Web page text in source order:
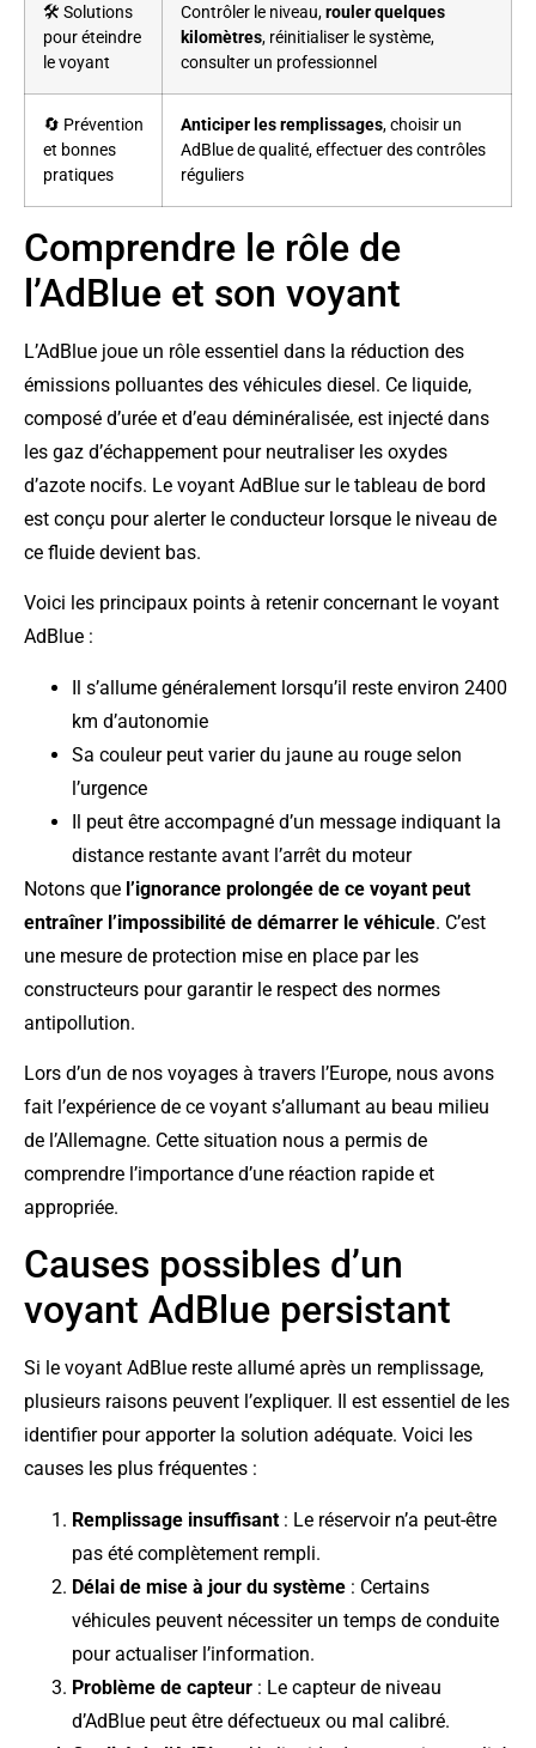
🛠️ Solutions
pour éteindre
le voyant
Contrôler le niveau,rouler quelques
kilomètres, réinitialiser le système,
consulter un professionnel
🔄 Prévention
et bonnes
pratiques
Anticiper les remplissages, choisir un
AdBlue de qualité, effectuer des contrôles
réguliers
Comprendre le rôle de
l’AdBlue et son voyant
L’AdBlue joue un rôle essentiel dans la réduction des
émissions polluantes des véhicules diesel. Ce liquide,
composé d’urée et d’eau déminéralisée, est injecté dans
les gaz d’échappement pour neutraliser les oxydes
d’azote nocifs. Le voyant AdBlue sur le tableau de bord
est conçu pour alerter le conducteur lorsque le niveau de
ce fluide devient bas.
Voici les principaux points à retenir concernant le voyant
AdBlue :
Il s’allume généralement lorsqu’il reste environ 2400
km d’autonomie
Sa couleur peut varier du jaune au rouge selon
l’urgence
Il peut être accompagné d’un message indiquant la
distance restante avant l’arrêt du moteur
Notons que l’ignorance prolongée de ce voyant peut
entraîner l’impossibilité de démarrer le véhicule. C’est
une mesure de protection mise en place par les
constructeurs pour garantir le respect des normes
antipollution.
Lors d’un de nos voyages à travers l’Europe, nous avons
fait l’expérience de ce voyant s’allumant au beau milieu
de l’Allemagne. Cette situation nous a permis de
comprendre l’importance d’une réaction rapide et
appropriée.
Causes possibles d’un
voyant AdBlue persistant
Si le voyant AdBlue reste allumé après un remplissage,
plusieurs raisons peuvent l’expliquer. Il est essentiel de les
identifier pour apporter la solution adéquate. Voici les
causes les plus fréquentes :
Remplissage insuffisant : Le réservoir n’a peut-être
pas été complètement rempli.
Délai de mise à jour du système : Certains
véhicules peuvent nécessiter un temps de conduite
pour actualiser l’information.
Problème de capteur : Le capteur de niveau
d’AdBlue peut être défectueux ou mal calibré.